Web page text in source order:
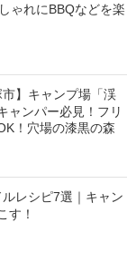
ゃれにBBQなどを楽
市】キャンプ場「渓
ャンパー必見！フリ
！穴場の漆黒の森
レシピ7選｜キャン
す！